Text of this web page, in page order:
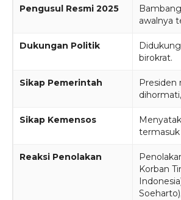
Pengusul Resmi 2025
awalnya
Dukungan Politik
birokrat.
Sikap Pemerintah
Presiden
Sikap Kemensos
Reaksi Penolakan
Korban